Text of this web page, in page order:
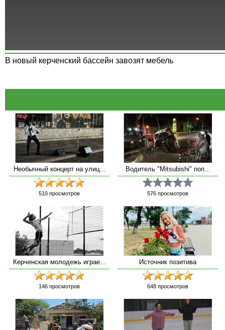
В новый керченский бассейн завозят мебель
Необычный концерт на улиц...
510 просмотров
Водитель "Mitsubishi" поп...
576 просмотров
Керченская молодежь играе...
146 просмотров
Источник позитива
648 просмотров